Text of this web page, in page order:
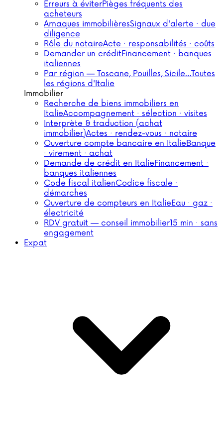
Erreurs à éviterPièges fréquents des
acheteurs
Arnaques immobilièresSignaux d'alerte · due
diligence
Rôle du notaireActe · responsabilités · coûts
Demander un créditFinancement · banques
italiennes
Par région — Toscane, Pouilles, Sicile…Toutes
les régions d'Italie
Immobilier
Recherche de biens immobiliers en
ItalieAccompagnement · sélection · visites
Interprète & traduction (achat
immobilier)Actes · rendez-vous · notaire
Ouverture compte bancaire en ItalieBanque
· virement · achat
Demande de crédit en ItalieFinancement ·
banques italiennes
Code fiscal italienCodice fiscale ·
démarches
Ouverture de compteurs en ItalieEau · gaz ·
électricité
RDV gratuit — conseil immobilier15 min · sans
engagement
Expat